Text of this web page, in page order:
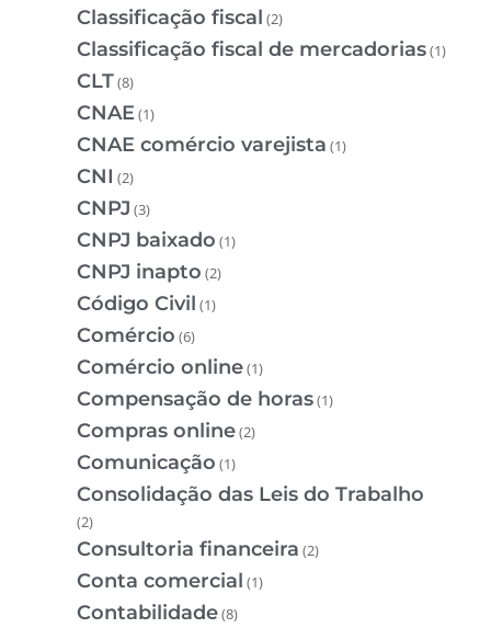
Classificação fiscal (2)
Classificação fiscal de mercadorias(1)
CLT(8)
CNAE(1)
CNAE comércio varejista (1)
CNI (2)
CNPJ (3)
CNPJ baixado (1)
CNPJ inapto (2)
Código Civil (1)
Comércio (6)
Comércio online(1)
Compensação de horas(1)
Compras online(2)
Comunicação (1)
Consolidação das Leis do Trabalho
(2)
Consultoria financeira (2)
Conta comercial (1)
Contabilidade(8)